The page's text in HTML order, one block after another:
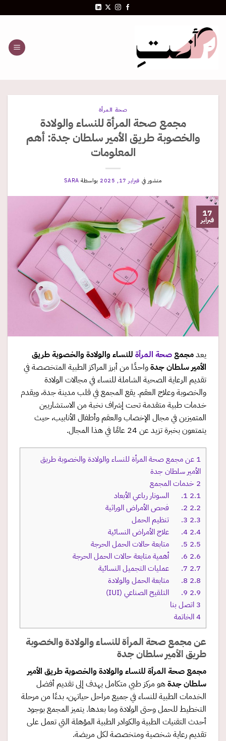
للمحتوى
صحة المرأة
مجمع صحة المرأة للنساء والولادة
والخصوبة طريق الأمير سلطان جدة: أهم
المعلومات
منشور في فبراير 17, 2025 بواسطة SARA
17
فبراير
يعدمجمعصحة المرأة للنساء والولادة والخصوبة طريق
الأمير سلطان جدةواحدًا من أبرز المراكز الطبية المتخصصة في
تقديم الرعاية الصحية الشاملة للنساء في مجالات الولادة
والخصوبة وعلاج العقم. يقع المجمع في قلب مدينة جدة، ويقدم
خدمات طبية متقدمة تحت إشراف نخبة من الاستشاريين
المتميزين في مجال الإخصاب والعقم وأطفال الأنابيب، حيث
يتمتعون بخبرة تزيد عن 24 عامًا في هذا المجال.
1 عن مجمع صحة المرأة للنساء والولادة والخصوبة طريق
الأمير سلطان جدة
2 خدمات المجمع
2.1
2.2
2.3
2.4
2.5
2.6
2.7
2.8
2.9
3 اتصل بنا
4الخاتمة
عن مجمع صحة المرأة للنساء والولادة والخصوبة
طريق الأمير سلطان جدة
مجمع صحة المرأة للنساء والولادة والخصوبة طريق الأمير
سلطان جدةهو مركز طبي متكامل يهدف إلى تقديم أفضل
الخدمات الطبية للنساء في جميع مراحل حياتهن، بدءًا من مرحلة
التخطيط للحمل وحتى الولادة وما بعدها. يتميز المجمع بوجود
أحدث التقنيات الطبية والكوادر الطبية المؤهلة التي تعمل على
تقديم رعاية شخصية ومتخصصة لكل مريضة.